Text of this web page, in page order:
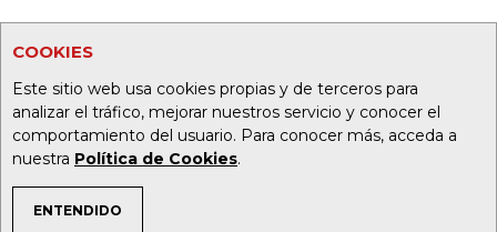
COOKIES
Este sitio web usa cookies propias y de terceros para
analizar el tráfico, mejorar nuestros servicio y conocer el
comportamiento del usuario. Para conocer más, acceda a
nuestra Política de Cookies.
ENTENDIDO